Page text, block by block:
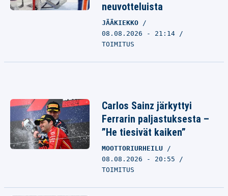
neuvotteluista
JÄÄKIEKKO
08.08.2026 - 21:14
TOIMITUS
Carlos Sainz järkyttyi
Ferrarin paljastuksesta –
”He tiesivät kaiken”
MOOTTORIURHEILU
08.08.2026 - 20:55
TOIMITUS